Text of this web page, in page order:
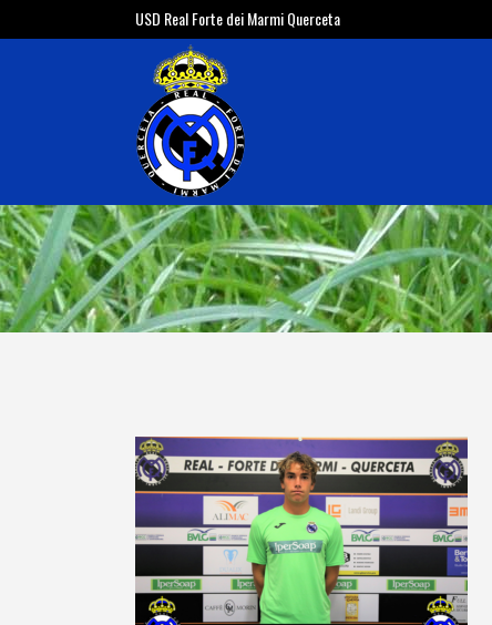
USD Real Forte dei Marmi Querceta